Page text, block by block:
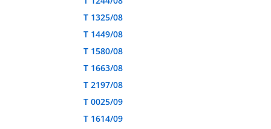
T 1325/08
T 1449/08
T 1580/08
T 1663/08
T 2197/08
T 0025/09
T 1614/09